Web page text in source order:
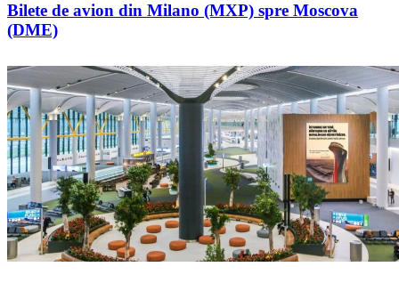
Bilete de avion din Milano (MXP) spre Moscova
(DME)